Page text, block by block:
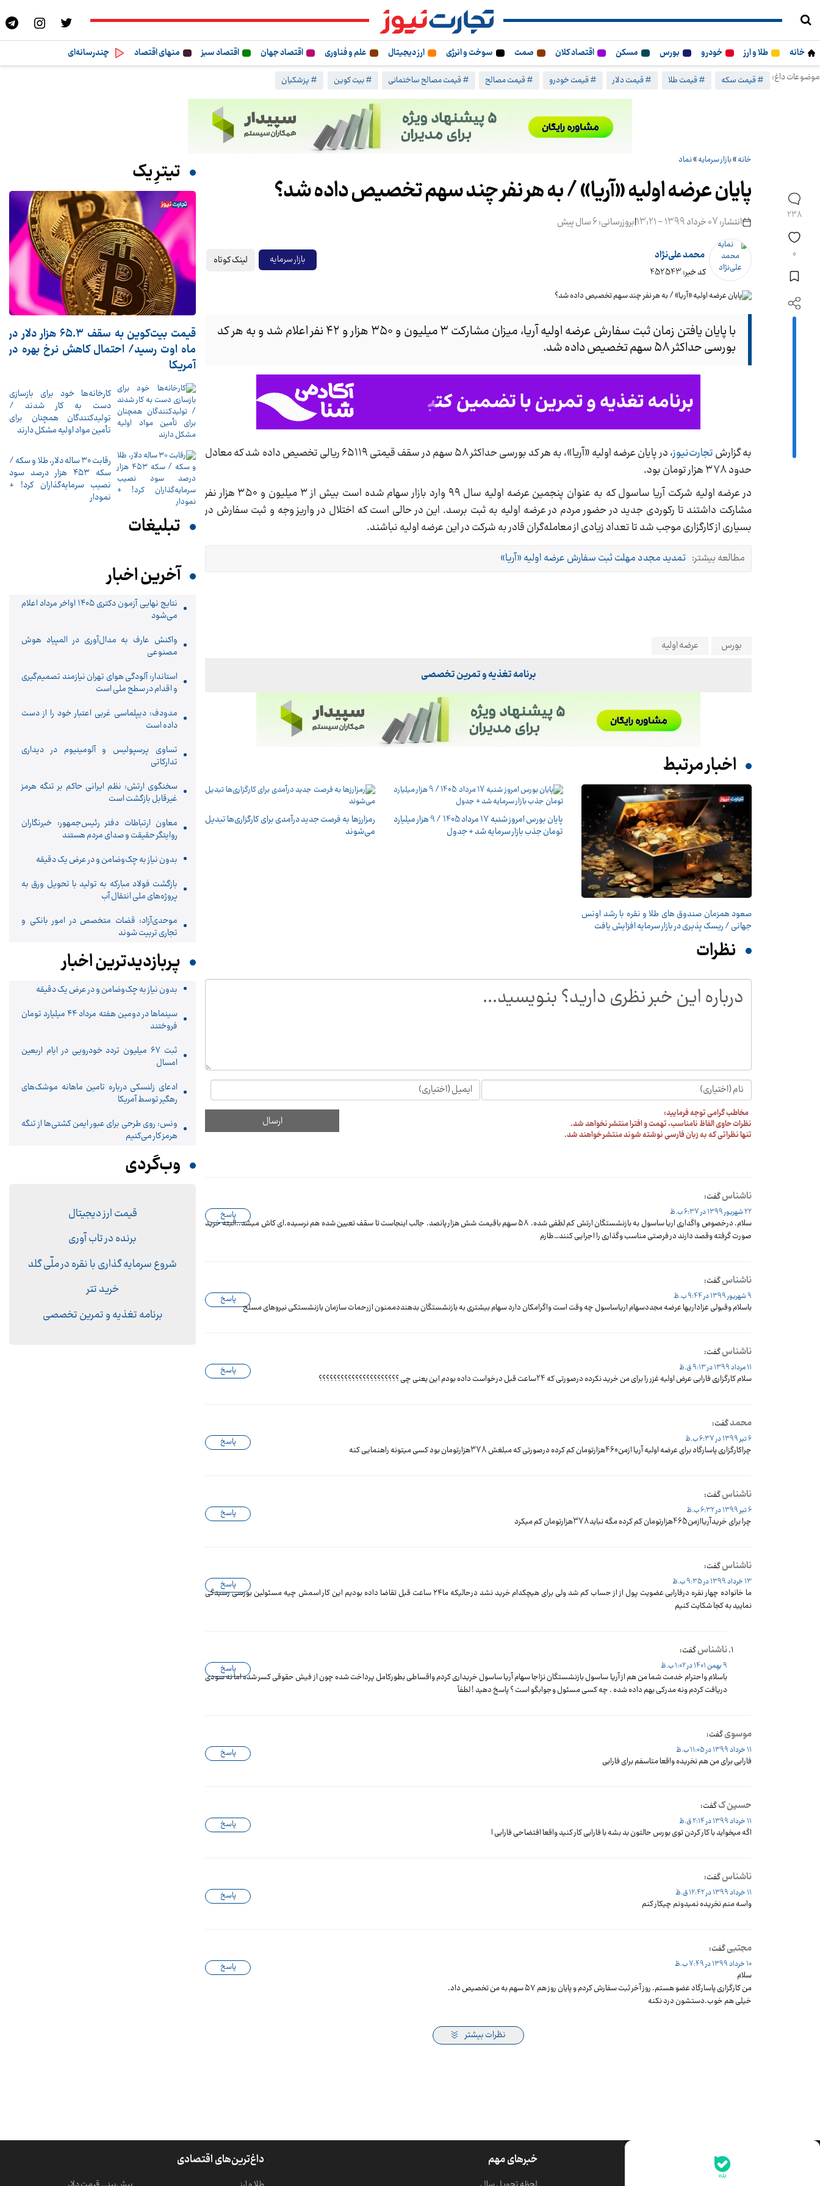
خانه طلا و ارز خودرو بورس مسکن اقتصاد کلان صمت سوخت و انرژی ارز دیجیتال علم و فناوری اقتصاد جهان اقتصاد سبز منهای اقتصاد
چندرسانه‌ای
موضوعات داغ:
# قیمت سکه # قیمت طلا # قیمت دلار # قیمت خودرو # قیمت مصالح # قیمت مصالح ساختمانی # بیت کوین # پزشکیان
238
0
خانه»بازار سرمایه»نماد
پایان عرضه اولیه «آریا» / به هر نفر چند سهم تخصیص داده شد؟
انتشار: 07 خرداد 1399 - 13:21 |بروزرسانی: 6 سال پیش
محمد علی‌نژاد
کد خبر: 452543
بازار سرمایه لینک کوتاه
با پایان یافتن زمان ثبت سفارش عرضه اولیه آریا، میزان مشارکت ۳ میلیون و ۳۵۰ هزار و ۴۲ نفر اعلام شد و به هر کد
بورسی حداکثر ۵۸ سهم تخصیص داده شد.
به گزارشتجارت‌نیوز
، در پایان عرضه اولیه «آریا»، به هر کد بورسی حداکثر ۵۸ سهم در سقف قیمتی ۶۵۱۱۹ ریالی تخصیص داده شد که معادل
حدود ۳۷۸ هزار تومان بود.
در عرضه اولیه شرکت آریا ساسول که به عنوان پنجمین عرضه اولیه سال ۹۹ وارد بازار سهام شده است بیش از ۳ میلیون و ۳۵۰ هزار نفر
مشارکت داشتند تا رکوردی جدید در حضور مردم در عرضه اولیه به ثبت برسد. این در حالی است که اختلال در واریز وجه و ثبت سفارش در
بسیاری از کارگزاری موجب شد تا تعداد زیادی از معامله‌گران قادر به شرکت در این عرضه اولیه نباشند.
مطالعه بیشتر: تمدید مجدد مهلت ثبت سفارش عرضه اولیه «آریا»
بورس عرضه اولیه
برنامه تغذیه و تمرین تخصصی
اخبار مرتبط
صعود همزمان صندوق های طلا و نقره با رشد اونس
جهانی / ریسک پذیری در بازار سرمایه افزایش یافت
پایان بورس امروز شنبه 17 مرداد 1405 / 9 هزار میلیارد
تومان جذب بازار سرمایه شد + جدول
رمزارزها به فرصت جدید درآمدی برای کارگزاری‌ها تبدیل
می‌شوند
نظرات
مخاطب گرامی توجه فرمایید:
نظرات حاوی الفاظ نامناسب، تهمت و افترا منتشر نخواهد شد.
تنها نظراتی که به زبان فارسی نوشته شوند منتشر خواهند شد.
ناشناسگفت:
22 شهریور 1399 در 6:37 ب.ظ
سلام. درخصوص واگداری اریا ساسول به بازنشستگان ارتش کم لطفی شده. ۵۸ سهم باقیمت شش هزار پانصد. جالب اینجاست تا سقف تعیین شده هم نرسیده.ای کاش میشد..البته خرید
صورت گرفته وقصد دارند در فرصتی مناسب وگذاری را اجرایی کنند…طارم
پاسخ
ناشناسگفت:
9 شهریور 1399 در 9:44 ب.ظ
باسلام وقبولی عزاداریها عرضه مجددسهام اریاساسول چه وقت است واگرامکان دارد سهام بیشتری به بازنشستگان بدهنددممنون ازرحمات سازمان بازنشستکی نیروهای مسلح
پاسخ
ناشناسگفت:
11 مرداد 1399 در 9:13 ق.ظ
سلام کارگزاری فارابی عرض اولیه غزر را برای من خرید نکرده درصورتی که 24ساعت قبل درخواست داده بودم این یعنی چی ؟؟؟؟؟؟؟؟؟؟؟؟؟؟؟؟؟؟؟؟؟؟
پاسخ
محمدگفت:
6 تیر 1399 در 6:37 ب.ظ
چراکارگزاری پاسارگاد برای عرضه اولیه آریا ازمن460هزارتومان کم کرده درصورتی که مبلغش 378هزارتومان بود کسی میتونه راهنمایی کنه
پاسخ
ناشناسگفت:
6 تیر 1399 در 6:32 ب.ظ
چرا برای خریدآریاازمن465هزارتومان کم کرده مگه نباید378هزارتومان کم میکرد
پاسخ
ناشناسگفت:
13 خرداد 1399 در 9:35 ب.ظ
ما خانواده چهار نفره درفارابی عضویت پول از از حساب کم شد ولی برای هیچکدام خرید نشد درحالیکه ما۲۴ ساعت قبل تقاضا داده بودیم این کار اسمش چیه مسئولین بورسی رسیدگی
نمایید به کجا شکایت کنیم
پاسخ
ناشناسگفت:
9 بهمن 1401 در 1:02 ب.ظ
باسلام واحترام خدمت شما من هم از آریا ساسول بازنشستگان نزاجا سهام آریا ساسول خریداری کردم واقساطی بطورکامل پرداخت شده چون از فیش حقوقی کسر شده اما نه سودی
دریافت کردم ونه مدرکی بهم داده شده . چه کسی مسئول وجوابگو است ؟ پاسخ دهید ! لطفاً
پاسخ
موسویگفت:
11 خرداد 1399 در 11:05 ب.ظ
فارابی برای من هم نخریده واقعا متاسفم برای فارابی
پاسخ
حسین کگفت:
11 خرداد 1399 در 2:14 ق.ظ
اگه میخواید با کار کردن توی بورس حالتون بد بشه با فارابی کار کنید واقعا افتضاحی فارابی ا
پاسخ
ناشناسگفت:
11 خرداد 1399 در 12:42 ق.ظ
واسه منم نخریده نمیدونم چیکار کنم
پاسخ
مجتبیگفت:
10 خرداد 1399 در 7:49 ب.ظ
سلام
من کارگزاری پاسارگاد عضو هستم. روز آخر ثبت سفارش کردم و پایان روز هم ۵۷ سهم به من تخصیص داد.
خیلی هم خوب.دستشون درد نکنه
پاسخ
نظرات بیشتر
تیترِ یک
قیمت بیت‌کوین به سقف ۶۵.۳ هزار دلار در
ماه اوت رسید/ احتمال کاهش نرخ بهره در
آمریکا
کارخانه‌ها خود برای بازسازی
دست به کار شدند /
تولیدکنندگان همچنان برای
تأمین مواد اولیه مشکل دارند
رقابت ۳۰ ساله دلار، طلا و سکه /
سکه ۴۵۳ هزار درصد سود
نصیب سرمایه‌گذاران کرد! +
نمودار
تبلیغات
آخرین اخبار
نتایج نهایی آزمون دکتری ۱۴۰۵ اواخر مرداد اعلام
می‌شود
واکنش عارف به مدال‌آوری در المپیاد هوش
مصنوعی
استاندار: آلودگی هوای تهران نیازمند تصمیم‌گیری
و اقدام در سطح ملی است
مدودف: دیپلماسی غربی اعتبار خود را از دست
داده است
تساوی پرسپولیس و آلومینیوم در دیداری
تدارکاتی
سخنگوی ارتش: نظم ایرانی حاکم بر تنگه هرمز
غیرقابل بازگشت است
معاون ارتباطات دفتر رئیس‌جمهور: خبرنگاران
روایتگر حقیقت و صدای مردم هستند
بدون نیاز به چک‌وضامن و در عرض یک دقیقه
بازگشت فولاد مبارکه به تولید با تحویل ورق به
پروژه‌های ملی انتقال آب
موحدی‌آزاد: قضات متخصص در امور بانکی و
تجاری تربیت شوند
پربازدیدترین اخبار
بدون نیاز به چک‌وضامن و در عرض یک دقیقه
سینماها در دومین هفته‌ مرداد ۴۴ میلیارد تومان
فروختند
ثبت ۶۷ میلیون تردد خودرویی در ایام اربعین
امسال
ادعای زلنسکی درباره تامین ماهانه موشک‌های
رهگیر توسط آمریکا
ونس: روی طرحی برای عبور ایمن کشتی‌ها از تنگه
هرمز کار می‌کنیم
وب‌گردی
قیمت ارز دیجیتال
برنده در تاب آوری
شروع سرمایه گذاری با نقره در ملّی گلد
خرید تتر
برنامه تغذیه و تمرین تخصصی
خبرهای مهم داغ‌ترین‌های اقتصادی